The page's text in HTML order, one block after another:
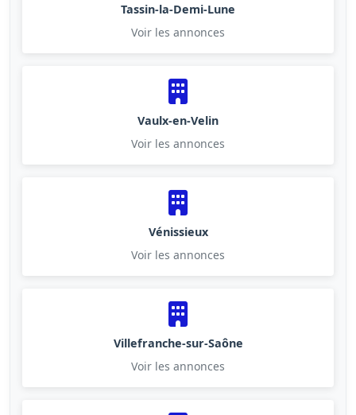
Tassin-la-Demi-Lune
Voir les annonces
Vaulx-en-Velin
Voir les annonces
Vénissieux
Voir les annonces
Villefranche-sur-Saône
Voir les annonces